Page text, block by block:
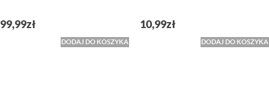
99,99zł
DODAJ DO KOSZYKA
10,99zł
DODAJ DO KOSZYKA